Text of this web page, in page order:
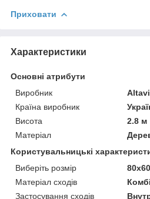
Приховати
Характеристики
Основні атрибути
Виробник
Країна виробник
Висота
2.8 м
Матеріал
Користувальницькі
Виберіть розмір
80х60
Матеріал сходів
Застосування сходів